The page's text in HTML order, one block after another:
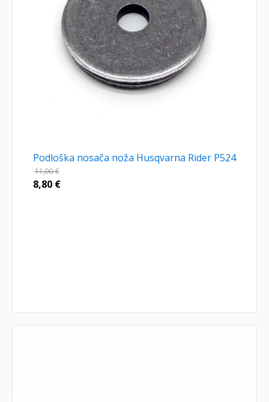
Podloška nosača noža Husqvarna Rider P524
11,00€
8,80 €